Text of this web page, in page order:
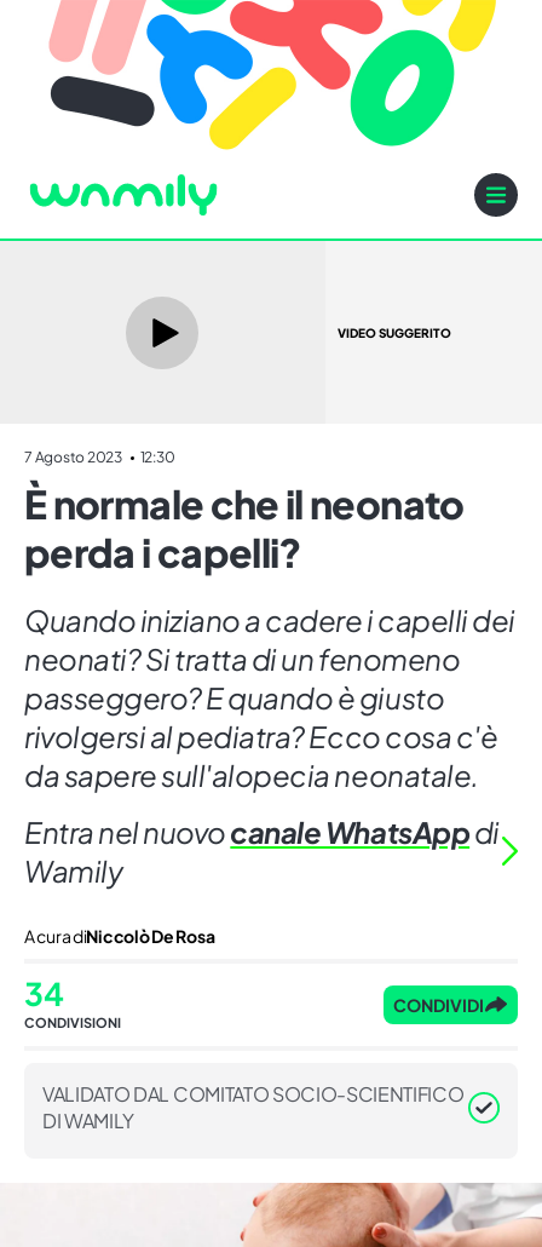
VIDEO SUGGERITO
7 Agosto 2023 12:30
È normale che il neonato
perda i capelli?
Quando iniziano a cadere i capelli dei
neonati? Si tratta di un fenomeno
passeggero? E quando è giusto
rivolgersi al pediatra? Ecco cosa c'è
da sapere sull'alopecia neonatale.
Entra nel nuovocanale WhatsAppdi
Wamily
A cura diNiccolò De Rosa
34
CONDIVISIONI
CONDIVIDI
VALIDATO DAL COMITATO SOCIO-SCIENTIFICO
DI WAMILY